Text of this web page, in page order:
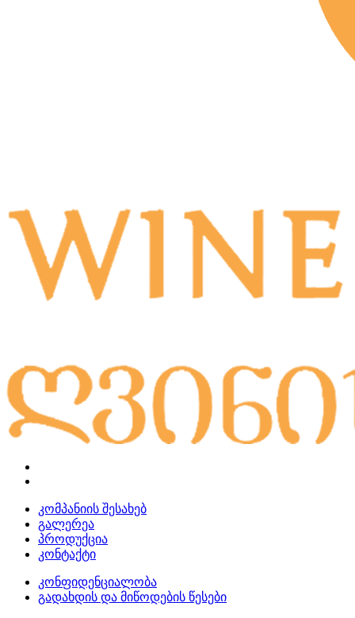
კომპანიის შესახებ
გალერეა
პროდუქცია
კონტაქტი
კონფიდენციალობა
გადახდის და მიწოდების წესები